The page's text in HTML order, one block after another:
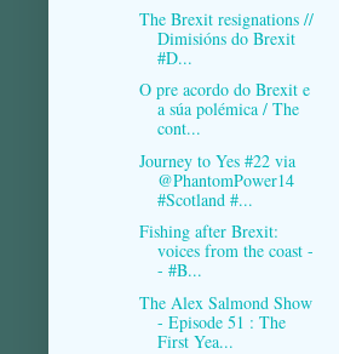
The Brexit resignations //
Dimisións do Brexit
#D...
O pre acordo do Brexit e
a súa polémica / The
cont...
Journey to Yes #22 via
@PhantomPower14
#Scotland #...
Fishing after Brexit:
voices from the coast -
- #B...
The Alex Salmond Show
- Episode 51 : The
First Yea...